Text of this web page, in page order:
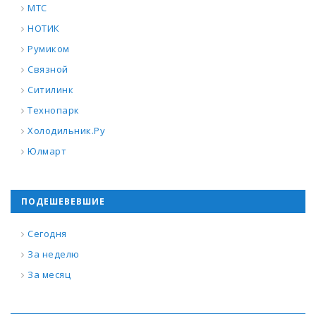
МТС
НОТИК
Румиком
Связной
Ситилинк
Технопарк
Холодильник.Ру
Юлмарт
ПОДЕШЕВЕВШИЕ
Сегодня
За неделю
За месяц